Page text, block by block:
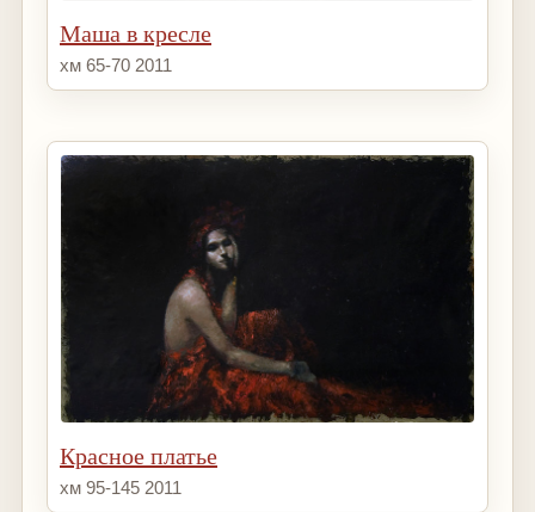
Маша в кресле
хм 65-70 2011
Красное платье
хм 95-145 2011